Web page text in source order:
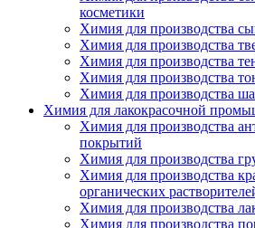
косметики
Химия для производства
Химия для производства
Химия для производства
Химия для производства
Химия для производства
Химия для лакокрасочной
Химия для производства
покрытий
Химия для производства
Химия для производства
органических
Химия для производства
Химия для производства